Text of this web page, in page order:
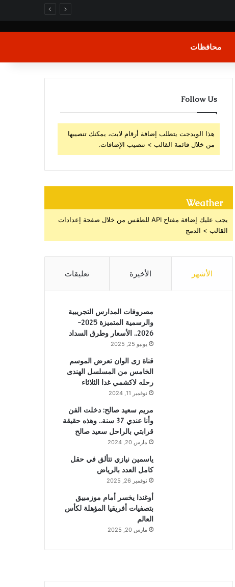
محافظات
Follow Us
هذا الويدجت يتطلب إضافة أرقام لايت، يمكنك تنصيبها
من خلال قائمة القالب > تنصيب الإضافات.
Weather
يجب عليك إضافة مفتاح API للطقس من خلال صفحة إعدادات
القالب > الدمج
الأشهر الأخيرة تعليقات
مصروفات المدارس التجريبية
والرسمية المتميزة 2025-
2026.. الأسعار وطرق السداد
يونيو 25, 2025
قناة زى الوان تعرض الموسم
الخامس من المسلسل الهندى
رحله لاكشمي غدا الثلاثاء
نوفمبر 11, 2024
مريم سعيد صالح: دخلت الفن
وأنا عندي 37 سنة.. وهذه حقيقة
قرابتي بالراحل سعيد صالح
مارس 20, 2024
ياسمين نيازي تتألق في حقل
كامل العدد بالرياض
نوفمبر 26, 2025
أوغندا يخسر أمام موزمبيق
بتصفيات أفريقيا المؤهلة لكأس
العالم
مارس 20, 2025